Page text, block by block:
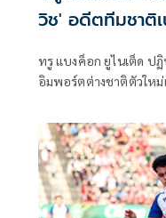
วิช' อดีตทีมชาติเ
ทรู แบงค็อก ยูไนเต็ด ป
อิมพอร์ตต่างชาติตัวให
หน้าวัย 27 ปี มาร่วมทีม
ดาวรุ่งแห่งวงการลูกหนั
ยุโรปและเอเชียมาหลา
แลนด์ในระดับเยาวชนม